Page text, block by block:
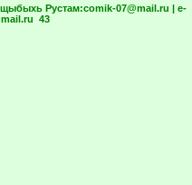
Рустам:comik-07@mail.ru | e-
43